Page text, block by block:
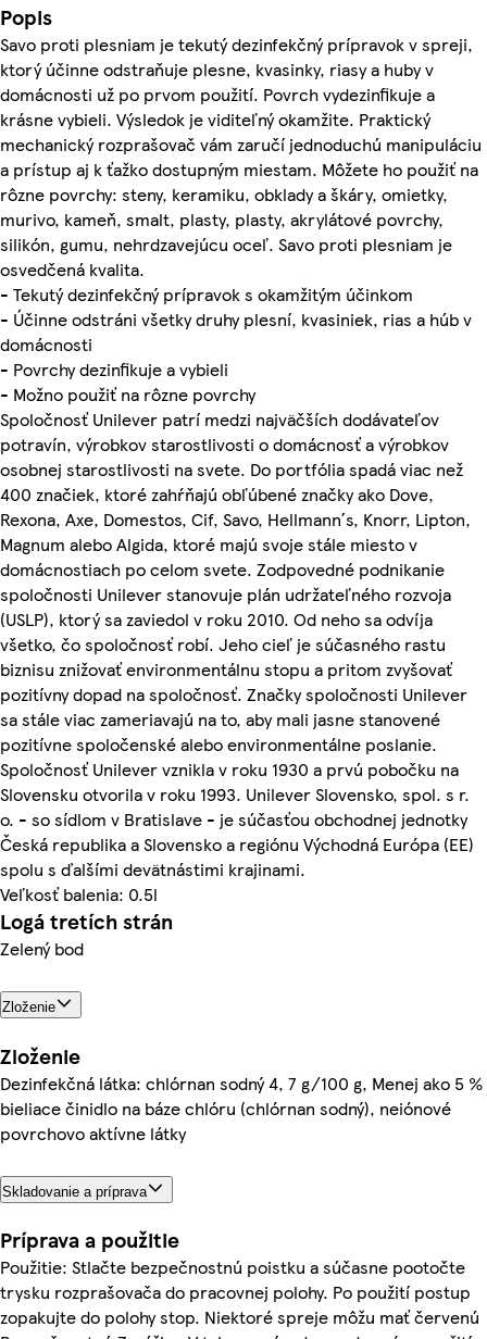
Popis
Savo proti plesniam je tekutý dezinfekčný prípravok v spreji,
ktorý účinne odstraňuje plesne, kvasinky, riasy a huby v
domácnosti už po prvom použití. Povrch vydezinfikuje a
krásne vybieli. Výsledok je viditeľný okamžite. Praktický
mechanický rozprašovač vám zaručí jednoduchú manipuláciu
a prístup aj k ťažko dostupným miestam. Môžete ho použiť na
rôzne povrchy: steny, keramiku, obklady a škáry, omietky,
murivo, kameň, smalt, plasty, plasty, akrylátové povrchy,
silikón, gumu, nehrdzavejúcu oceľ. Savo proti plesniam je
osvedčená kvalita.
- Tekutý dezinfekčný prípravok s okamžitým účinkom
- Účinne odstráni všetky druhy plesní, kvasiniek, rias a húb v
domácnosti
- Povrchy dezinfikuje a vybieli
- Možno použiť na rôzne povrchy
Spoločnosť Unilever patrí medzi najväčších dodávateľov
potravín, výrobkov starostlivosti o domácnosť a výrobkov
osobnej starostlivosti na svete. Do portfólia spadá viac než
400 značiek, ktoré zahŕňajú obľúbené značky ako Dove,
Rexona, Axe, Domestos, Cif, Savo, Hellmann´s, Knorr, Lipton,
Magnum alebo Algida, ktoré majú svoje stále miesto v
domácnostiach po celom svete. Zodpovedné podnikanie
spoločnosti Unilever stanovuje plán udržateľného rozvoja
(USLP), ktorý sa zaviedol v roku 2010. Od neho sa odvíja
všetko, čo spoločnosť robí. Jeho cieľ je súčasného rastu
biznisu znižovať environmentálnu stopu a pritom zvyšovať
pozitívny dopad na spoločnosť. Značky spoločnosti Unilever
sa stále viac zameriavajú na to, aby mali jasne stanovené
pozitívne spoločenské alebo environmentálne poslanie.
Spoločnosť Unilever vznikla v roku 1930 a prvú pobočku na
Slovensku otvorila v roku 1993. Unilever Slovensko, spol. s r.
o. - so sídlom v Bratislave - je súčasťou obchodnej jednotky
Česká republika a Slovensko a regiónu Východná Európa (EE)
spolu s ďalšími devätnástimi krajinami.
Veľkosť balenia: 0.5l
Logá tretích strán
Zelený bod
Zloženie
Zloženie
Dezinfekčná látka: chlórnan sodný 4, 7 g/100 g, Menej ako 5 %
bieliace činidlo na báze chlóru (chlórnan sodný), neiónové
povrchovo aktívne látky
Skladovanie a príprava
Príprava a použitie
Použitie: Stlačte bezpečnostnú poistku a súčasne pootočte
trysku rozprašovača do pracovnej polohy. Po použití postup
zopakujte do polohy stop. Niektoré spreje môžu mať červenú